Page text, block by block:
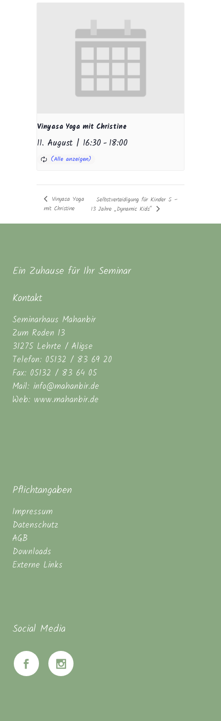
Vinyasa Yoga mit Christine
11. August | 16:30 -18:00
Vinyasa Yoga
mit Christine
Selbstverteidigung für Kinder 5 –
13 Jahre „Dynamic Kids“
Ein Zuhause für Ihr Seminar
Kontakt
Seminarhaus Mahanbir
Zum Roden 13
31275 Lehrte / Aligse
Telefon: 05132 / 83 69 20
Fax: 05132 / 83 64 05
Mail: info@mahanbir.de
Web: www.mahanbir.de
Pflichtangaben
Impressum
Datenschutz
AGB
Downloads
Externe Links
Social Media